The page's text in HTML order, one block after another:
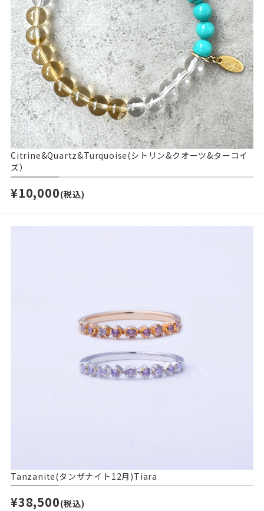
Citrine&Quartz&Turquoise(シトリン&クオーツ&ターコイ
ズ）
¥10,000(税込)
Tanzanite(タンザナイト12月)Tiara
¥38,500(税込)